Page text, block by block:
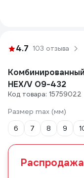
4.7 103 отзыва
HEX/V 09-432
Код товара: 15759022
Размер max (мм)
6
7 8 9